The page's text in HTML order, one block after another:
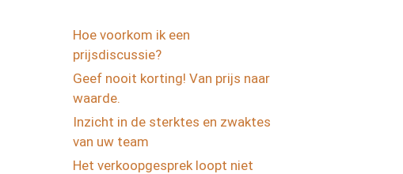
Hoe voorkom ik een
prijsdiscussie?
Geef nooit korting! Van prijs naar
waarde.
Inzicht in de sterktes en zwaktes
van uw team
Het verkoopgesprek loopt niet